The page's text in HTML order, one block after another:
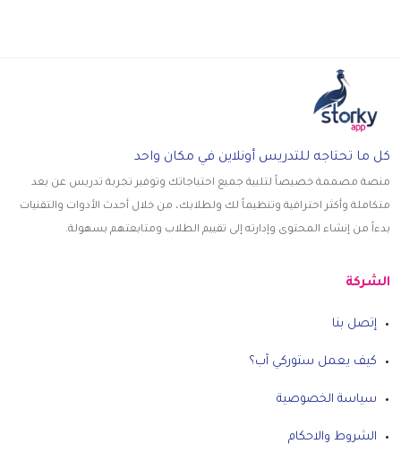
كل ما تحتاجه للتدريس أونلاين في مكان واحد
منصة مصممة خصيصاً لتلبية جميع احتياجاتك وتوفير تجربة تدريس عن بعد
متكاملة وأكثر احترافية وتنظيماً لك ولطلابك، من خلال أحدث الأدوات والتقنيات
بدءاً من إنشاء المحتوى وإدارته إلى تقييم الطلاب ومتابعتهم بسهولة.
الشركة
إتصل بنا
كيف يعمل ستوركي آب؟
سياسة الخصوصية
الشروط والاحكام